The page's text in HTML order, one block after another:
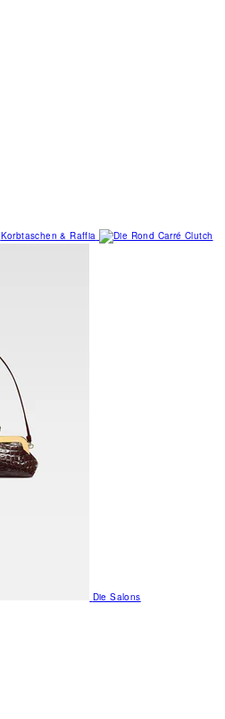
Korbtaschen & Raffia
Die Salons